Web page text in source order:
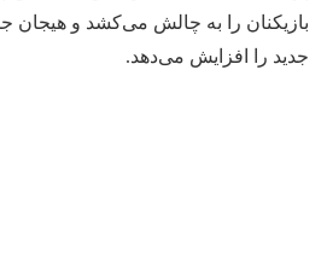
بازیکنان را به چالش می‌کشد و هیجان
جدید را افزایش می‌دهد.